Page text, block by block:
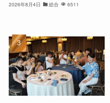
2026年8月4日 総合 6511